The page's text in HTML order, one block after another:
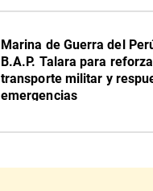
Marina de Guerra del
B.A.P. Talara para
transporte militar y
emergencias